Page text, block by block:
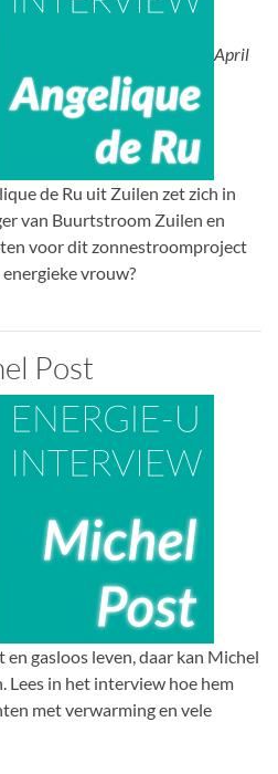
April
de Ru uit Zuilen zet zich in
van Buurtstroom Zuilen en
voor dit zonnestroomproject
vrouw?
Post
gasloos leven, daar kan Michel
Lees in het interview hoe hem
met verwarming en vele